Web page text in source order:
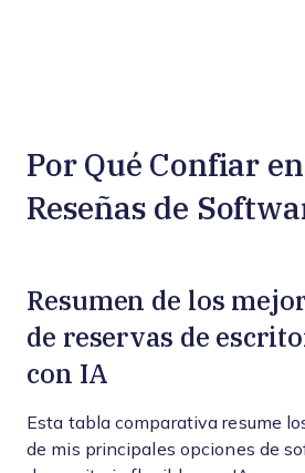
Por Qué Confiar
Reseñas de
Resumen de los
de reservas de
con IA
Esta tabla comparativa resume
de mis principales opciones de